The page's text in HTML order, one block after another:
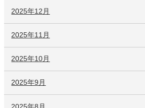
2025年12月
2025年11月
2025年10月
2025年9月
2025年8月